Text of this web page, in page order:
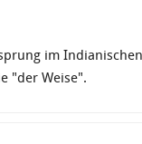
im
"der Weise".